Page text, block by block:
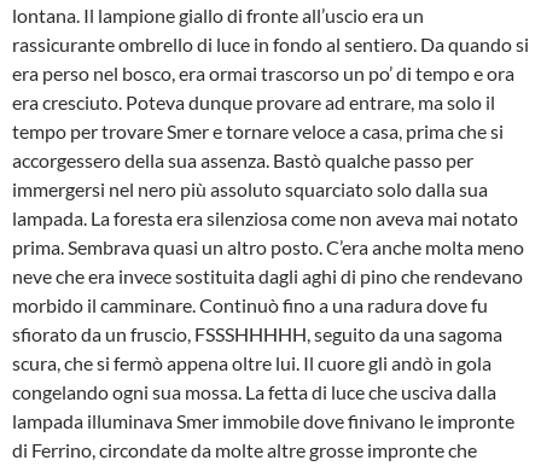
lontana. Il lampione giallo di fronte all’uscio era un
rassicurante ombrello di luce in fondo al sentiero. Da quando si
era perso nel bosco, era ormai trascorso un po’ di tempo e ora
era cresciuto. Poteva dunque provare ad entrare, ma solo il
tempo per trovare Smer e tornare veloce a casa, prima che si
accorgessero della sua assenza. Bastò qualche passo per
immergersi nel nero più assoluto squarciato solo dalla sua
lampada. La foresta era silenziosa come non aveva mai notato
prima. Sembrava quasi un altro posto. C’era anche molta meno
neve che era invece sostituita dagli aghi di pino che rendevano
morbido il camminare. Continuò fino a una radura dove fu
sfiorato da un fruscio, FSSSHHHHH, seguito da una sagoma
scura, che si fermò appena oltre lui. Il cuore gli andò in gola
congelando ogni sua mossa. La fetta di luce che usciva dalla
lampada illuminava Smer immobile dove finivano le impronte
di Ferrino, circondate da molte altre grosse impronte che